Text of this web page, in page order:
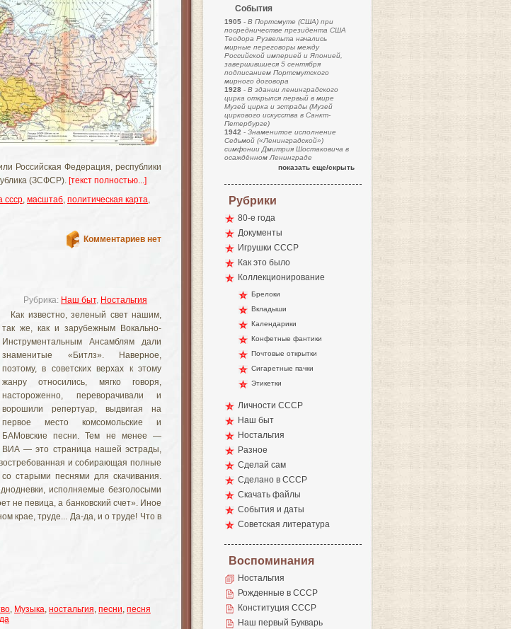
Российская Федерация, республики
(ЗСФСР). [текст полностью...]
ссср, масштаб, политическая карта,
Комментариев нет
Рубрика: Наш быт, Ностальгия
Как известно, зеленый свет нашим,
так же, как и зарубежным Вокально-
Инструментальным Ансамблям дали
знаменитые «Битлз». Наверное,
поэтому, в советских верхах к этому
жанру относились, мягко говоря,
настороженно, переворачивали и
ворошили репертуар, выдвигая на
первое место комсомольские и
БАМовские песни. Тем не менее —
ВИА — это страница нашей эстрады,
и собирающая полные
старыми песнями для скачивания.
исполняемые безголосыми
не певица, а банковский счет». Иное
крае, труде... Да-да, и о труде! Что в
, Музыка, ностальгия, песни, песня
События
1905 - В Портсмуте (США) при
посредничестве президента США
Теодора Рузвельта начались
мирные переговоры между
Российской империей и Японией,
завершившиеся 5 сентября
подписанием Портсмутского
мирного договора
1928 - В здании ленинградского
цирка открылся первый в мире
Музей цирка и эстрады (Музей
циркового искусства в Санкт-
Петербурге)
1942 - Знаменитое исполнение
Седьмой («Ленинградской»)
симфонии Дмитрия Шостаковича в
осаждённом Ленинграде
показать еще/скрыть
Рубрики
80-е года
Документы
Игрушки СССР
Как это было
Коллекционирование
Брелоки
Вкладыши
Календарики
Конфетные фантики
Почтовые открытки
Сигаретные пачки
Этикетки
Личности СССР
Наш быт
Ностальгия
Разное
Сделай сам
Сделано в СССР
Скачать файлы
События и даты
Советская литература
Воспоминания
Ностальгия
Рожденные в СССР
Конституция СССР
Наш первый Букварь